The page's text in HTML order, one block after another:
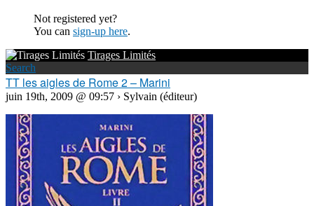
Not registered yet?
You can sign-up here.
Tirages Limités
Search
TT les aigles de Rome 2 – Marini
juin 19th, 2009 @ 09:57 › Sylvain (éditeur)